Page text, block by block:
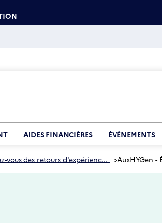
AIDES FINANCIÈRES ÉVÉNEMENTS
vous des retours d'expérienc... >AuxHYGen -